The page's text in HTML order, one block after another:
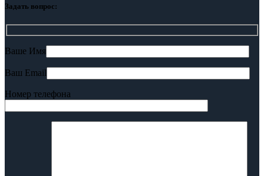
Задать вопрос:
Ваше Имя
Ваш Email
Номер телефона